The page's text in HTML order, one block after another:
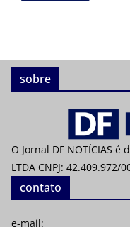
sobre
O Jornal DF NOTÍCIAS
LTDA CNPJ: 42.409.972/
contato
e-mail: